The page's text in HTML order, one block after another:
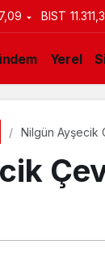
BIST
Yerel
Nilgün Ayşecik